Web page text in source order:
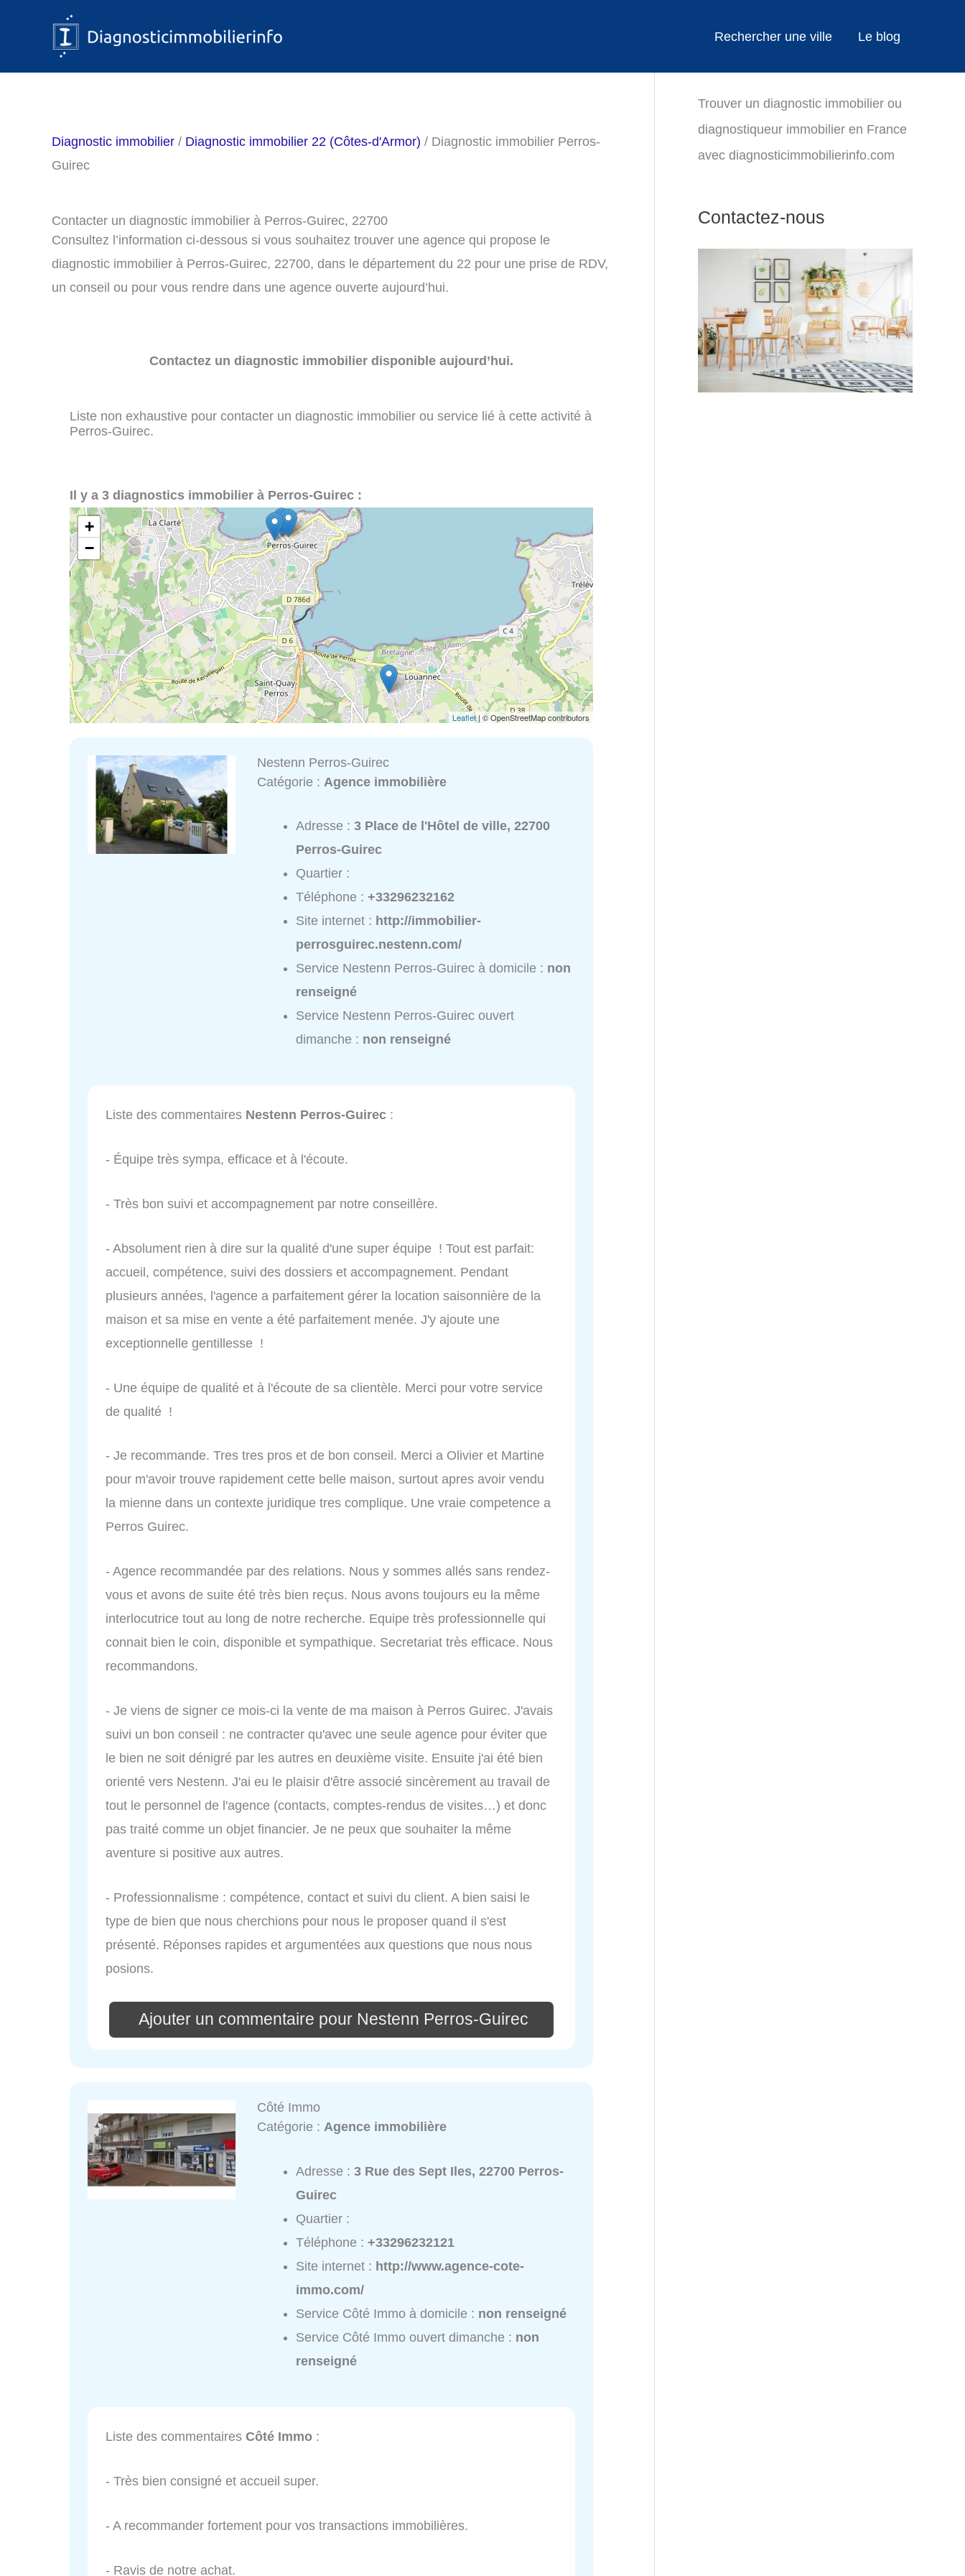
Rechercher une ville Le blog
Diagnostic immobilier / Diagnostic immobilier 22 (Côtes-d'Armor) / Diagnostic immobilier Perros-
Guirec
Contacter un diagnostic immobilier à Perros-Guirec, 22700
Consultez l’information ci-dessous si vous souhaitez trouver une agence qui propose le
diagnostic immobilier à Perros-Guirec, 22700, dans le département du 22 pour une prise de RDV,
un conseil ou pour vous rendre dans une agence ouverte aujourd’hui.
Contactez un diagnostic immobilier disponible aujourd’hui.
Liste non exhaustive pour contacter un diagnostic immobilier ou service lié à cette activité à
Perros-Guirec.
Il y a 3 diagnostics immobilier à Perros-Guirec :
+
−
Leaflet| © OpenStreetMap contributors
Nestenn Perros-Guirec
Catégorie : Agence immobilière
Adresse :3 Place de l'Hôtel de ville, 22700
Perros-Guirec
Quartier :
Téléphone :+33296232162
Site internet : http://immobilier-
perrosguirec.nestenn.com/
Service Nestenn Perros-Guirec à domicile : non
renseigné
Service Nestenn Perros-Guirec ouvert
dimanche : non renseigné
Liste des commentaires Nestenn Perros-Guirec :
- Équipe très sympa, efficace et à l'écoute.
- Très bon suivi et accompagnement par notre conseillère.
- Absolument rien à dire sur la qualité d'une super équipe ! Tout est parfait:
accueil, compétence, suivi des dossiers et accompagnement. Pendant
plusieurs années, l'agence a parfaitement gérer la location saisonnière de la
maison et sa mise en vente a été parfaitement menée. J'y ajoute une
exceptionnelle gentillesse !
- Une équipe de qualité et à l'écoute de sa clientèle. Merci pour votre service
de qualité !
- Je recommande. Tres tres pros et de bon conseil. Merci a Olivier et Martine
pour m'avoir trouve rapidement cette belle maison, surtout apres avoir vendu
la mienne dans un contexte juridique tres complique. Une vraie competence a
Perros Guirec.
- Agence recommandée par des relations. Nous y sommes allés sans rendez-
vous et avons de suite été très bien reçus. Nous avons toujours eu la même
interlocutrice tout au long de notre recherche. Equipe très professionnelle qui
connait bien le coin, disponible et sympathique. Secretariat très efficace. Nous
recommandons.
- Je viens de signer ce mois-ci la vente de ma maison à Perros Guirec. J'avais
suivi un bon conseil : ne contracter qu'avec une seule agence pour éviter que
le bien ne soit dénigré par les autres en deuxième visite. Ensuite j'ai été bien
orienté vers Nestenn. J'ai eu le plaisir d'être associé sincèrement au travail de
tout le personnel de l'agence (contacts, comptes-rendus de visites…) et donc
pas traité comme un objet financier. Je ne peux que souhaiter la même
aventure si positive aux autres.
- Professionnalisme : compétence, contact et suivi du client. A bien saisi le
type de bien que nous cherchions pour nous le proposer quand il s'est
présenté. Réponses rapides et argumentées aux questions que nous nous
posions.
Ajouter un commentaire pour Nestenn Perros-Guirec
Côté Immo
Catégorie :Agence immobilière
Adresse :3 Rue des Sept Iles, 22700 Perros-
Guirec
Quartier :
Téléphone :+33296232121
Site internet : http://www.agence-cote-
immo.com/
Service Côté Immo à domicile : non renseigné
Service Côté Immo ouvert dimanche : non
renseigné
Liste des commentaires Côté Immo :
- Très bien consigné et accueil super.
- A recommander fortement pour vos transactions immobilières.
- Ravis de notre achat.
Trouver un diagnostic immobilier ou
diagnostiqueur immobilier en France
avec diagnosticimmobilierinfo.com
Contactez-nous